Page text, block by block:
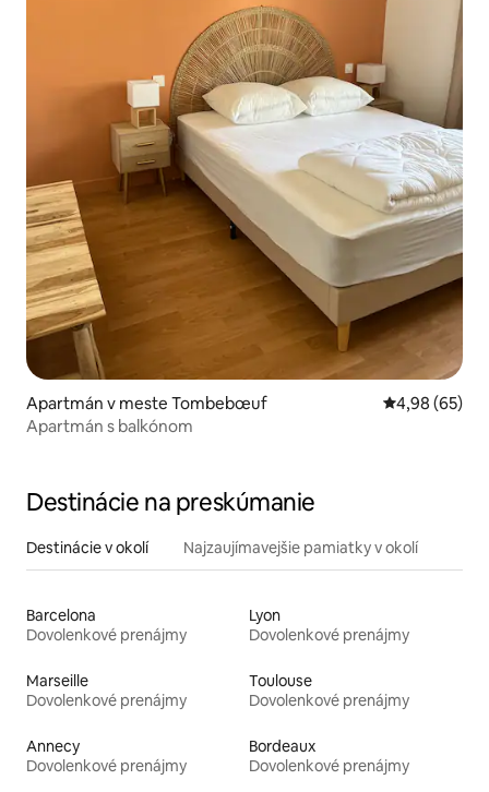
Apartmán v meste Tombebœuf Priemerné
4,98 (65)
Apartmán s balkónom
Destinácie na preskúmanie
Destinácie v okolí Najzaujímavejšie pamiatky v okolí
Barcelona
Dovolenkové prenájmy
Lyon
Dovolenkové prenájmy
Marseille
Dovolenkové prenájmy
Toulouse
Dovolenkové prenájmy
Annecy
Dovolenkové prenájmy
Bordeaux
Dovolenkové prenájmy